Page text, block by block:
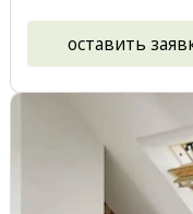
оставить